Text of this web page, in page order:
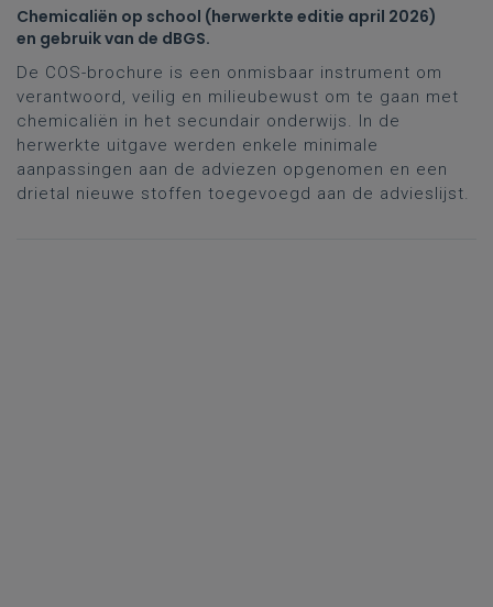
Chemicaliën op school (herwerkte editie april 2026)
en gebruik van de dBGS.
De COS-brochure is een onmisbaar instrument om
verantwoord, veilig en milieubewust om te gaan met
chemicaliën in het secundair onderwijs. In de
herwerkte uitgave werden enkele minimale
aanpassingen aan de adviezen opgenomen en een
drietal nieuwe stoffen toegevoegd aan de advieslijst.